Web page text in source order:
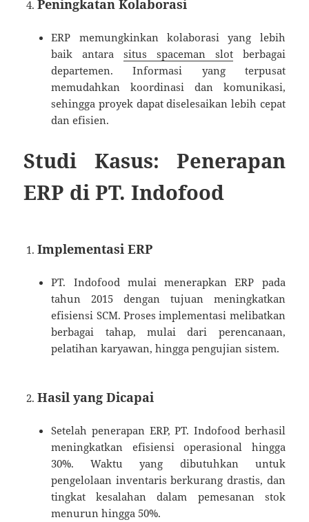
Peningkatan Kolaborasi
ERP memungkinkan kolaborasi yang lebih
baik antarasitus spaceman slotberbagai
departemen. Informasi yang terpusat
memudahkan koordinasi dan komunikasi,
sehingga proyek dapat diselesaikan lebih cepat
dan efisien.
Studi Kasus: Penerapan
ERP di PT. Indofood
Implementasi ERP
PT. Indofood mulai menerapkan ERP pada
tahun 2015 dengan tujuan meningkatkan
efisiensi SCM. Proses implementasi melibatkan
berbagai tahap, mulai dari perencanaan,
pelatihan karyawan, hingga pengujian sistem.
Hasil yang Dicapai
Setelah penerapan ERP, PT. Indofood berhasil
meningkatkan efisiensi operasional hingga
30%. Waktu yang dibutuhkan untuk
pengelolaan inventaris berkurang drastis, dan
tingkat kesalahan dalam pemesanan stok
menurun hingga 50%.